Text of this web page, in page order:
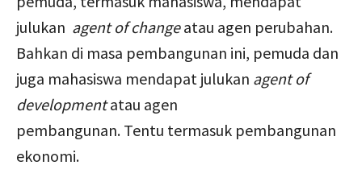
julukan agent of changeatau agen perubahan.
Bahkan di masa pembangunan ini, pemuda dan
juga mahasiswa mendapat julukan agent of
developmentatau agen
pembangunan. Tentu termasuk pembangunan
ekonomi.